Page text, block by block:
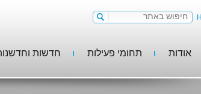
אודות תחומי פעילות
תוספי תזונה
חדשות